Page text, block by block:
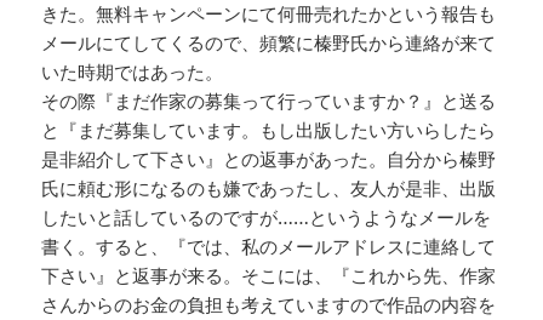
きた。無料キャンペーンにて何冊売れたかという報告も
メールにてしてくるので、頻繁に榛野氏から連絡が来て
いた時期ではあった。
その際『まだ作家の募集って行っていますか？』と送る
と『まだ募集しています。もし出版したい方いらしたら
是非紹介して下さい』との返事があった。自分から榛野
氏に頼む形になるのも嫌であったし、友人が是非、出版
したいと話しているのですが……というようなメールを
書く。すると、『では、私のメールアドレスに連絡して
下さい』と返事が来る。そこには、『これから先、作家
さんからのお金の負担も考えていますので作品の内容を